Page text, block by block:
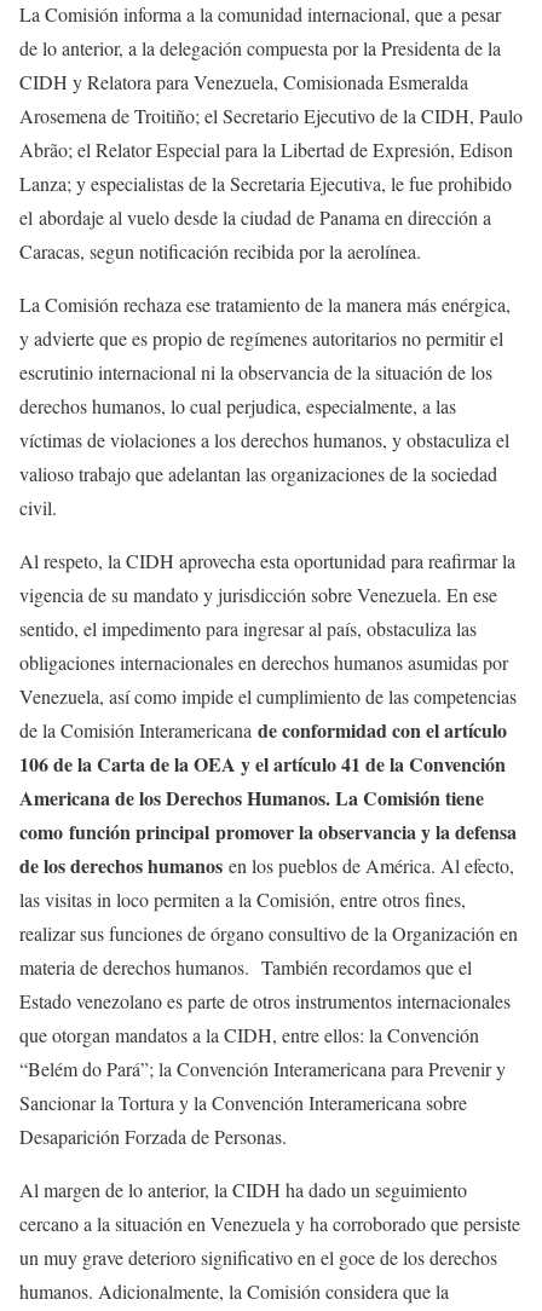
La Comisión informa a la comunidad internacional, que a pesar
de lo anterior, a la delegación compuesta por la Presidenta de la
CIDH y Relatora para Venezuela, Comisionada Esmeralda
Arosemena de Troitiño; el Secretario Ejecutivo de la CIDH, Paulo
Abrão; el Relator Especial para la Libertad de Expresión, Edison
Lanza; y especialistas de la Secretaria Ejecutiva, le fue prohibido
el abordaje al vuelo desde la ciudad de Panama en dirección a
Caracas, segun notificación recibida por la aerolínea.
La Comisión rechaza ese tratamiento de la manera más enérgica,
y advierte que es propio de regímenes autoritarios no permitir el
escrutinio internacional ni la observancia de la situación de los
derechos humanos, lo cual perjudica, especialmente, a las
víctimas de violaciones a los derechos humanos, y obstaculiza el
valioso trabajo que adelantan las organizaciones de la sociedad
civil.
Al respeto, la CIDH aprovecha esta oportunidad para reafirmar la
vigencia de su mandato y jurisdicción sobre Venezuela. En ese
sentido, el impedimento para ingresar al país, obstaculiza las
obligaciones internacionales en derechos humanos asumidas por
Venezuela, así como impide el cumplimiento de las competencias
de la Comisión Interamericana de conformidad con el artículo
106 de la Carta de la OEA y el artículo 41 de la Convención
Americana de los Derechos Humanos. La Comisión tiene
como función principal promover la observancia y la defensa
de los derechos humanos en los pueblos de América. Al efecto,
las visitas in loco permiten a la Comisión, entre otros fines,
realizar sus funciones de órgano consultivo de la Organización en
materia de derechos humanos. También recordamos que el
Estado venezolano es parte de otros instrumentos internacionales
que otorgan mandatos a la CIDH, entre ellos: la Convención
“Belém do Pará”; la Convención Interamericana para Prevenir y
Sancionar la Tortura y la Convención Interamericana sobre
Desaparición Forzada de Personas.
Al margen de lo anterior, la CIDH ha dado un seguimiento
cercano a la situación en Venezuela y ha corroborado que persiste
un muy grave deterioro significativo en el goce de los derechos
humanos. Adicionalmente, la Comisión considera que la